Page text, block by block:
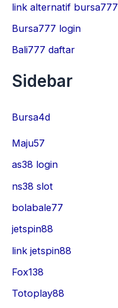
link alternatif bursa777
Bursa777 login
Bali777 daftar
Sidebar
Bursa4d
Maju57
as38 login
ns38 slot
bolabale77
jetspin88
link jetspin88
Fox138
Totoplay88